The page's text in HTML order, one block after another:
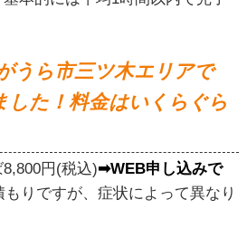
うら市三ツ木エリアで
した！料金はいくらぐら
円(税込)➡WEB申し込みで
もりですが、症状によって異なり